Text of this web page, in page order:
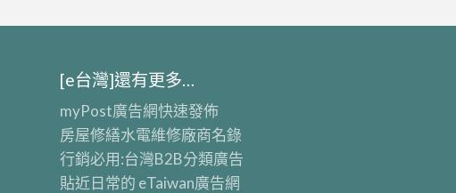
[e台灣]還有更多…
myPost廣告網快速發佈
房屋修繕水電維修廠商名錄
行銷必用:台灣B2B分類廣告
貼近日常的 eTaiwan廣告網